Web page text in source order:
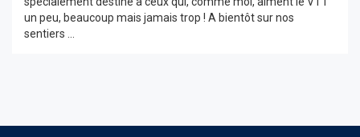
un peu, beaucoup mais jamais trop ! A bientôt sur nos
sentiers ...